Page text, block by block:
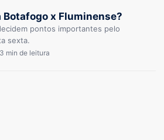
Botafogo x Fluminense?
pontos importantes pelo
sexta.
3 min de leitura